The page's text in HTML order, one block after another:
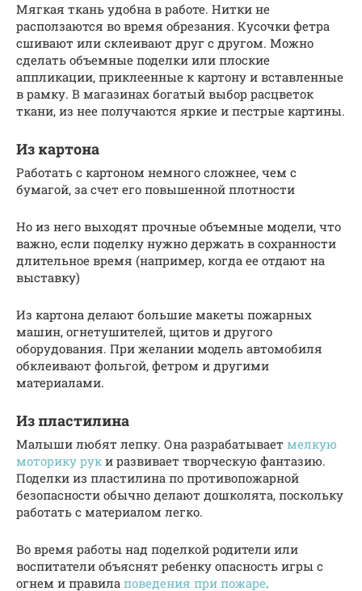
Мягкая ткань удобна в работе. Нитки не
расползаются во время обрезания. Кусочки фетра
сшивают или склеивают друг с другом. Можно
сделать объемные поделки или плоские
аппликации, приклеенные к картону и вставленные
в рамку. В магазинах богатый выбор расцветок
ткани, из нее получаются яркие и пестрые картины.
Из картона
Работать с картоном немного сложнее, чем с
бумагой, за счет его повышенной плотности
Но из него выходят прочные объемные модели, что
важно, если поделку нужно держать в сохранности
длительное время (например, когда ее отдают на
выставку)
Из картона делают большие макеты пожарных
машин, огнетушителей, щитов и другого
оборудования. При желании модель автомобиля
обклеивают фольгой, фетром и другими
материалами.
Из пластилина
Малыши любят лепку. Она разрабатывает мелкую
моторику рук и развивает творческую фантазию.
Поделки из пластилина по противопожарной
безопасности обычно делают дошколята, поскольку
работать с материалом легко.
Во время работы над поделкой родители или
воспитатели объяснят ребенку опасность игры с
огнем и правила поведения при пожаре.